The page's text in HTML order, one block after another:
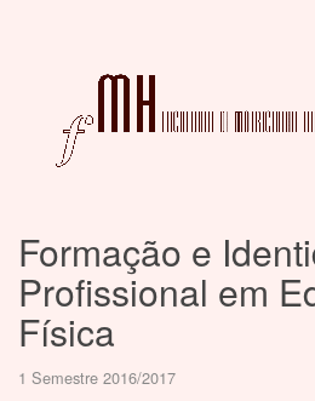
Formação e
Profissional em
Física
1 Semestre 2016/2017